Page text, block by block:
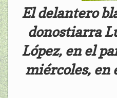
El delantero
donostiarra
López, en el
miércoles, en